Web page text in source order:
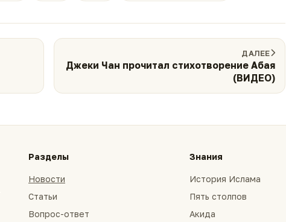
ДАЛЕЕ
Джеки Чан прочитал стихотворение Абая
(ВИДЕО)
Разделы
Новости
Статьи
Вопрос-ответ
Знания
История Ислама
Пять столпов
Акида